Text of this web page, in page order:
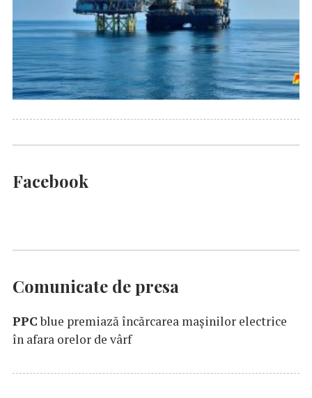
Facebook
Comunicate de presa
PPCblue premiază încărcarea maşinilor electrice
în afara orelor de vârf